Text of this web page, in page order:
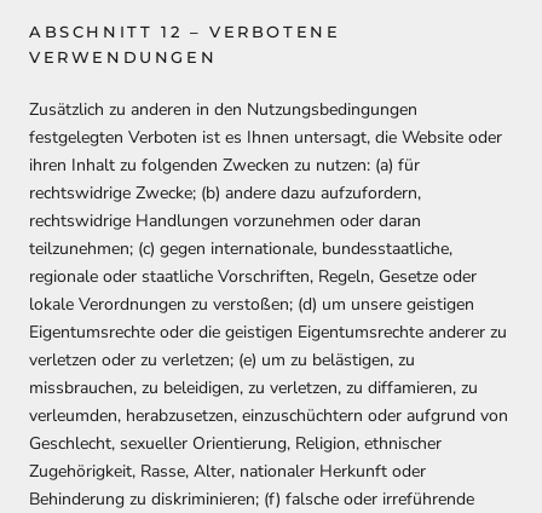
ABSCHNITT 12 – VERBOTENE
VERWENDUNGEN
Zusätzlich zu anderen in den Nutzungsbedingungen
festgelegten Verboten ist es Ihnen untersagt, die Website oder
ihren Inhalt zu folgenden Zwecken zu nutzen: (a) für
rechtswidrige Zwecke; (b) andere dazu aufzufordern,
rechtswidrige Handlungen vorzunehmen oder daran
teilzunehmen; (c) gegen internationale, bundesstaatliche,
regionale oder staatliche Vorschriften, Regeln, Gesetze oder
lokale Verordnungen zu verstoßen; (d) um unsere geistigen
Eigentumsrechte oder die geistigen Eigentumsrechte anderer zu
verletzen oder zu verletzen; (e) um zu belästigen, zu
missbrauchen, zu beleidigen, zu verletzen, zu diffamieren, zu
verleumden, herabzusetzen, einzuschüchtern oder aufgrund von
Geschlecht, sexueller Orientierung, Religion, ethnischer
Zugehörigkeit, Rasse, Alter, nationaler Herkunft oder
Behinderung zu diskriminieren; (f) falsche oder irreführende